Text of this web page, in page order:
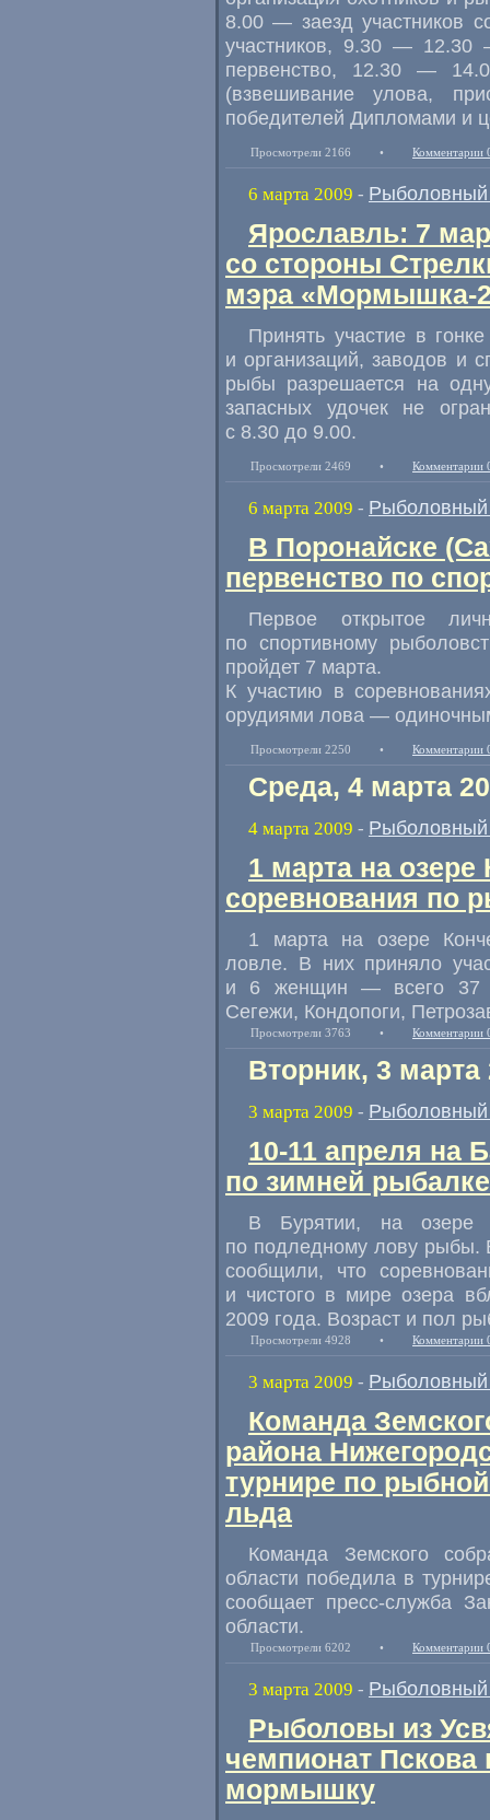
8.00 — заезд участников
участников, 9.30 — 12.30
первенство, 12.30 —
(взвешивание улова,
победителей Дипломами и
Просмотрели 2166 • Комментарии
6 марта 2009 - Рыболовный
Ярославль: 7
со стороны
мэра «Мормышка-
Принять участие в
и организаций, заводов и
рыбы разрешается на
запасных удочек не
с 8.30 до 9.00.
Просмотрели 2469 • Комментарии
6 марта 2009 - Рыболовный
В Поронайске
первенство по
Первое открытое
по спортивному
пройдет 7 марта.
К участию в
орудиями лова —
Просмотрели 2250 • Комментарии
Среда, 4 марта
4 марта 2009 - Рыболовный
1 марта на
соревнования по
1 марта на озере
ловле. В них приняло
и 6 женщин — всего 37
Сегежи, Кондопоги,
Просмотрели 3763 • Комментарии
Вторник, 3 марта
3 марта 2009 - Рыболовный
10-11 апреля на
по зимней рыбалке
В Бурятии, на озере
по подледному лову рыбы.
сообщили, что
и чистого в мире озера
2009 года. Возраст и пол
Просмотрели 4928 • Комментарии
3 марта 2009 - Рыболовный
Команда
района
турнире по
льда
Команда Земского
области победила в
сообщает пресс-служба
области.
Просмотрели 6202 • Комментарии
3 марта 2009 - Рыболовный
Рыболовы из
чемпионат
мормышку